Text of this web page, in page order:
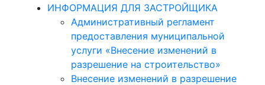
ИНФОРМАЦИЯ ДЛЯ ЗАСТРОЙЩИКА
Административный регламент
предоставления муниципальной
услуги «Внесение изменений в
разрешение на строительство»
Внесение изменений в разрешение